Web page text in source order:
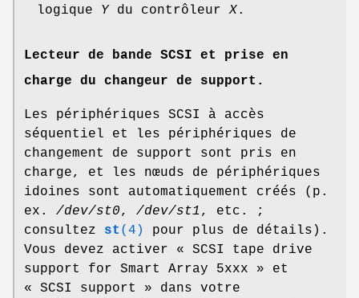
logique
Y du contrôleurX .
Lecteur de bande SCSI et prise en
charge du changeur de support.
Les périphériques SCSI à accès
séquentiel et les périphériques de
changement de support sont pris en
charge, et les nœuds de périphériques
idoines sont automatiquement créés (p.
ex. /dev/st0, /dev/st1, etc. ;
consultez st (4)
pour plus de détails).
Vous devez activer « SCSI tape drive
support for Smart Array 5xxx » et
« SCSI support » dans votre